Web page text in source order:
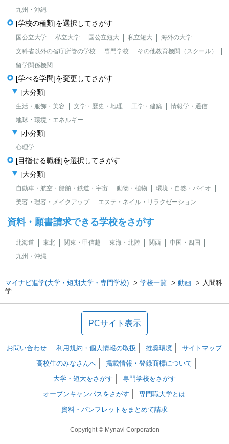
九州・沖縄
[学校の種類]を選択してさがす
国公立大学 私立大学 国公立短大 私立短大
海外の大学
文科省以外の省庁所管の学校
専門学校
その他教育機関（スクール）
留学関係機関
[学べる学問]を変更してさがす
[大分類]
生活・服飾・美容 文学・歴史・地理 工学・建築
情報学・通信
地球・環境・エネルギー
[小分類]
心理学
[目指せる職種]を選択してさがす
[大分類]
自動車・航空・船舶・鉄道・宇宙 動物・植物
環境・自然・バイオ
美容・理容・メイクアップ
エステ・ネイル・リラクゼーション
資料・願書請求できる学校をさがす
北海道 東北 関東・甲信越 東海・北陸 関西
中国・四国
九州・沖縄
マイナビ進学(大学・短期大学・専門学校) 学校一覧 動画
人間科
学
PCサイト表示
お問い合わせ 利用規約・個人情報の取扱 推奨環境
サイトマップ
高校生のみなさんへ
掲載情報・登録商標について
大学・短大をさがす
専門学校をさがす
オープンキャンパスをさがす
専門職大学とは
資料・パンフレットをまとめて請求
Copyright © Mynavi Corporation